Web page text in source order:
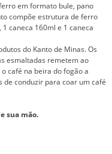
em formato bule, pano
compõe estrutura de ferro
1 caneca 160ml e 1 caneca
do Kanto de Minas. Os
esmaltadas remetem ao
café na beira do fogão a
de conduzir para coar um café
sua mão.